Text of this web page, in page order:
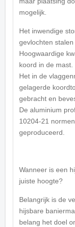
mogelijk.
Het inwendige
gevlochten stalen
Hoogwaardige
koord in de mast.
Het in de
gelagerde
gebracht en
De aluminium
10204-21
geproduceerd.
Wanneer is een
juiste hoogte?
Belangrijk is de
hijsbare
belang het doel